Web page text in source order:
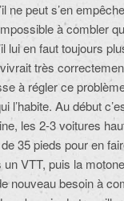
ne peut s’en
à combler
lui en faut toujours
très
à régler ce
l’habite. Au début
les 2-3 voitures
35 pieds pour en
VTT, puis la
nouveau besoin à